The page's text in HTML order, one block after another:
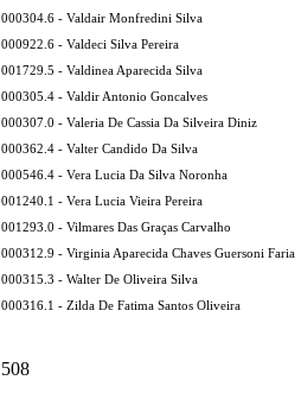
000304.6 - Valdair Monfredini Silva
000922.6 - Valdeci Silva Pereira
001729.5 - Valdinea Aparecida Silva
000305.4 - Valdir Antonio Goncalves
000307.0 - Valeria De Cassia Da Silveira Diniz
000362.4 - Valter Candido Da Silva
000546.4 - Vera Lucia Da Silva Noronha
001240.1 - Vera Lucia Vieira Pereira
001293.0 - Vilmares Das Graças Carvalho
000312.9 - Virginia Aparecida Chaves Guersoni Faria
000315.3 - Walter De Oliveira Silva
000316.1 - Zilda De Fatima Santos Oliveira
508